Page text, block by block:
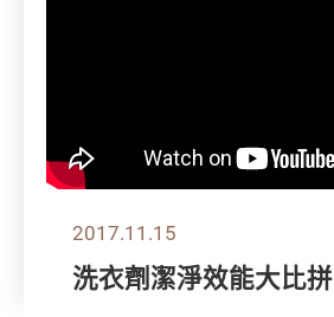
2017.11.15
洗衣劑潔淨效能大比拼